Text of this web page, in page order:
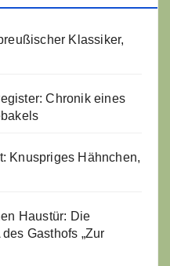
Klassiker,
Chronik eines
Knuspriges Hähnchen,
Haustür: Die
Gasthofs „Zur